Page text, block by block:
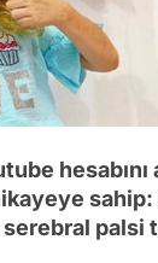
hesabını
sahip:
serebral palsi